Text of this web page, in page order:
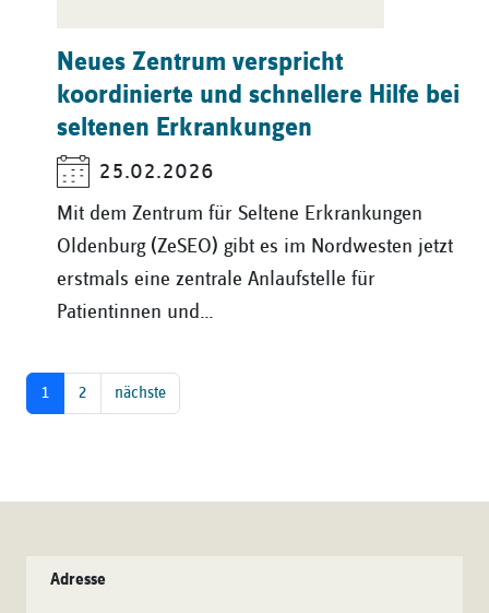
Neues Zentrum verspricht
koordinierte und schnellere Hilfe bei
seltenen Erkrankungen
25.02.2026
Mit dem Zentrum für Seltene Erkrankungen
Oldenburg (ZeSEO) gibt es im Nordwesten jetzt
erstmals eine zentrale Anlaufstelle für
Patientinnen und…
1 2 nächste
Adresse